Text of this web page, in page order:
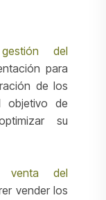
del
para
de los
objetivo de
su
venta del
vender los